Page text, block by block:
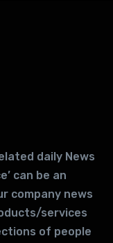
daily News
can be an
company news
services
of people